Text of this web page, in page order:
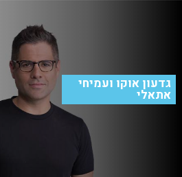
גדעון אוקו ועמיחי
אתאלי